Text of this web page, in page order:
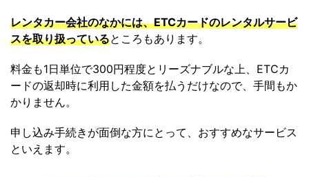
レンタカー会社のなかには、ETCカードのレンタルサービ
スを取り扱っているところもあります。
料金も1日単位で300円程度とリーズナブルな上、ETCカ
ードの返却時に利用した金額を払うだけなので、手間もか
かりません。
申し込み手続きが面倒な方にとって、おすすめなサービス
といえます。